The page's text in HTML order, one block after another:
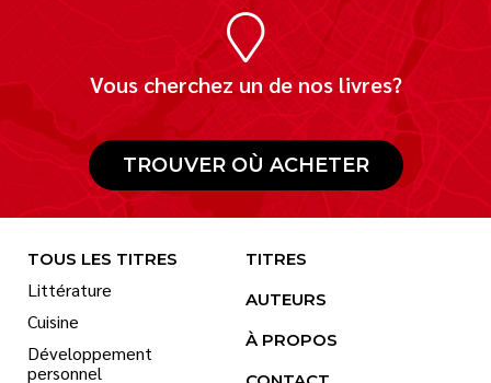
Vous cherchez un de nos livres?
TROUVER OÙ ACHETER
TOUS LES TITRES
Littérature
Cuisine
Développement
personnel
TITRES
AUTEURS
À PROPOS